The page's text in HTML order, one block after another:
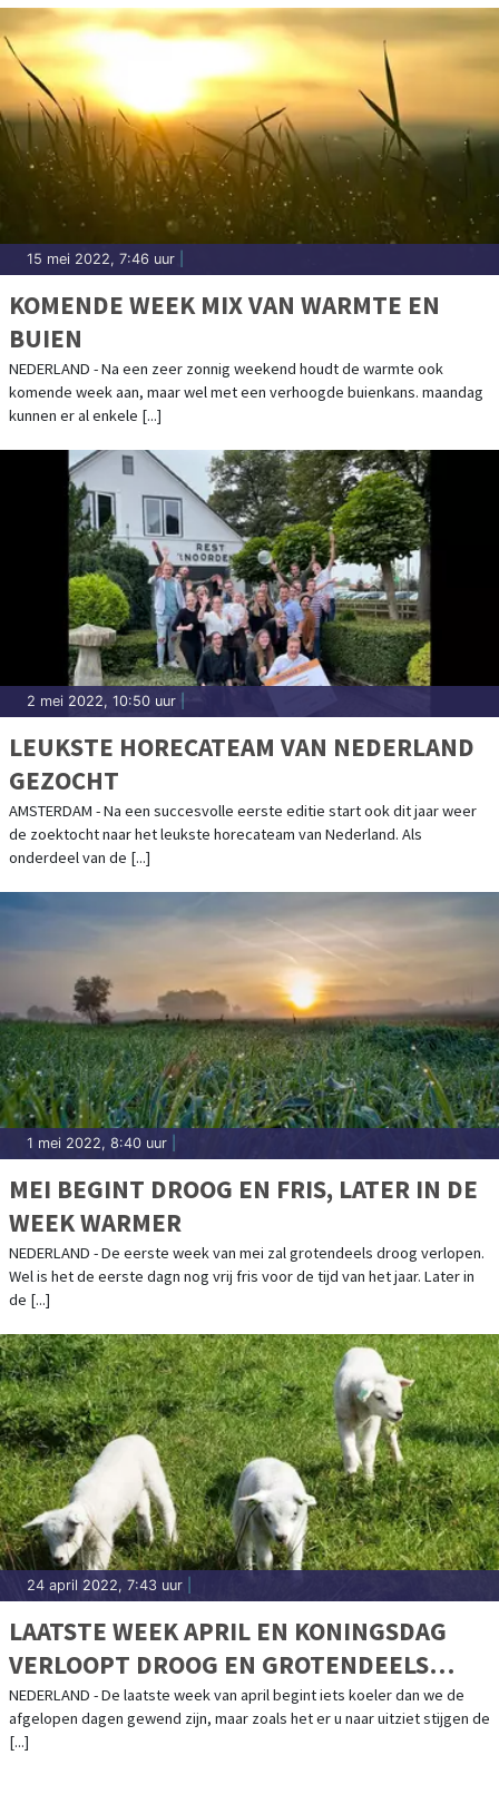
15 mei 2022, 7:46 uur
KOMENDE WEEK MIX VAN WARMTE EN
BUIEN
NEDERLAND - Na een zeer zonnig weekend houdt de warmte ook
komende week aan, maar wel met een verhoogde buienkans. maandag
kunnen er al enkele [...]
2 mei 2022, 10:50 uur
LEUKSTE HORECATEAM VAN NEDERLAND
GEZOCHT
AMSTERDAM - Na een succesvolle eerste editie start ook dit jaar weer
de zoektocht naar het leukste horecateam van Nederland. Als
onderdeel van de [...]
1 mei 2022, 8:40 uur
MEI BEGINT DROOG EN FRIS, LATER IN DE
WEEK WARMER
NEDERLAND - De eerste week van mei zal grotendeels droog verlopen.
Wel is het de eerste dagn nog vrij fris voor de tijd van het jaar. Later in
de [...]
24 april 2022, 7:43 uur
LAATSTE WEEK APRIL EN KONINGSDAG
VERLOOPT DROOG EN GROTENDEELS
ZONNIG
NEDERLAND - De laatste week van april begint iets koeler dan we de
afgelopen dagen gewend zijn, maar zoals het er u naar uitziet stijgen de
[...]